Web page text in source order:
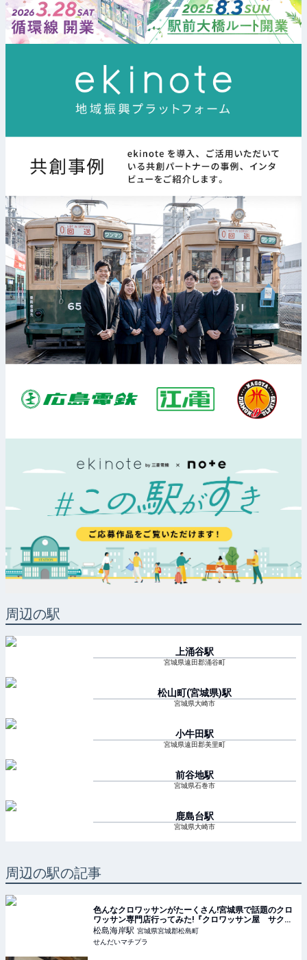
周辺の駅
上涌谷駅
宮城県遠田郡涌谷町
松山町(宮城県)駅
宮城県大崎市
小牛田駅
宮城県遠田郡美里町
前谷地駅
宮城県石巻市
鹿島台駅
宮城県大崎市
周辺の駅の記事
色んなクロワッサンがたーくさん!宮城県で話題のクロ
ワッサン専門店行ってみた!『クロワッサン屋 サクサ
ク 松島店』~宮城県松島~ - せんだいマチプラ
松島海岸駅 宮城県宮城郡松島町
せんだいマチプラ